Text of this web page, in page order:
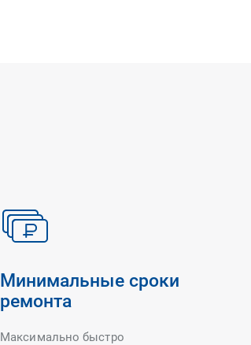
Минимальные сроки
ремонта
Максимально быстро